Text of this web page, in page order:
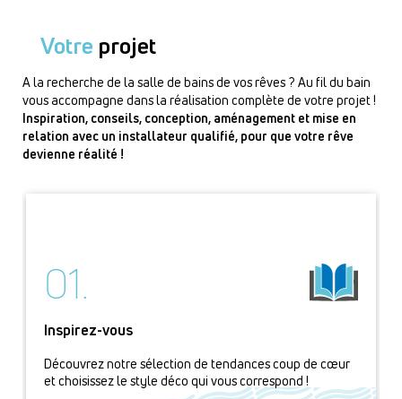
Votre projet
A la recherche de la salle de bains de vos rêves ? Au fil du bain
vous accompagne dans la réalisation complète de votre projet !
Inspiration, conseils, conception, aménagement et mise en
relation avec un installateur qualifié, pour que votre rêve
devienne réalité !
01.
Inspirez-vous
Découvrez notre sélection de tendances coup de cœur
et choisissez le style déco qui vous correspond !